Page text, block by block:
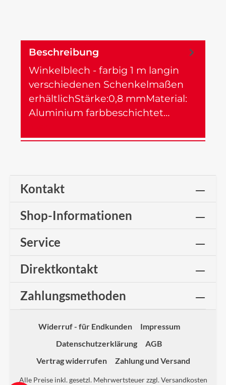
Beschreibung
Winkelblech - farbig 1 m langin
verschiedenen Schenkelmaßen
erhältlichStärke:0,8 mmMaterial:
Aluminium farbbeschichtet…
Kontakt
Shop-Informationen
Service
Direktkontakt
Zahlungsmethoden
Widerruf - für Endkunden
Impressum
Datenschutzerklärung
AGB
Vertrag widerrufen
Zahlung und Versand
Alle Preise inkl. gesetzl. Mehrwertsteuer zzgl.Versandkosten